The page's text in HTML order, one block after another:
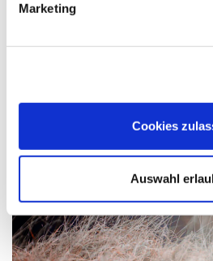
Marketing
Cookies
Auswahl